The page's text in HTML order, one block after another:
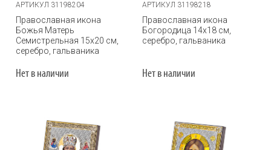
АРТИКУЛ 31198204
Православная икона
Божья Матерь
Семистрельная 15х20 см,
серебро, гальваника
Нет в наличии
АРТИКУЛ 31198218
Православная икона
Богородица 14х18 см,
серебро, гальваника
Нет в наличии